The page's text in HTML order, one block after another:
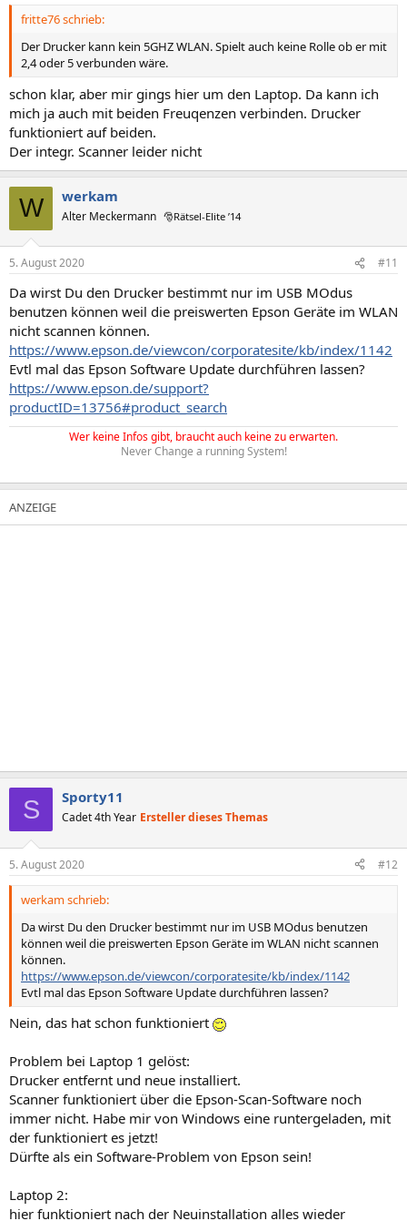
fritte76 schrieb:
Der Drucker kann kein 5GHZ WLAN. Spielt auch keine Rolle ob er mit
2,4 oder 5 verbunden wäre.
schon klar, aber mir gings hier um den Laptop. Da kann ich
mich ja auch mit beiden Freuqenzen verbinden. Drucker
funktioniert auf beiden.
Der integr. Scanner leider nicht
W werkam
Alter Meckermann 🎅Rätsel-Elite ’14
5. August 2020 #11
Da wirst Du den Drucker bestimmt nur im USB MOdus
benutzen können weil die preiswerten Epson Geräte im WLAN
nicht scannen können.
https://www.epson.de/viewcon/corporatesite/kb/index/1142
Evtl mal das Epson Software Update durchführen lassen?
https://www.epson.de/support?
productID=13756#product_search
Wer keine Infos gibt, braucht auch keine zu erwarten.
Never Change a running System!
S Sporty11
Cadet 4th Year Ersteller dieses Themas
5. August 2020 #12
werkam schrieb:
Da wirst Du den Drucker bestimmt nur im USB MOdus benutzen
können weil die preiswerten Epson Geräte im WLAN nicht scannen
können.
https://www.epson.de/viewcon/corporatesite/kb/index/1142
Evtl mal das Epson Software Update durchführen lassen?
Nein, das hat schon funktioniert
Problem bei Laptop 1 gelöst:
Drucker entfernt und neue installiert.
Scanner funktioniert über die Epson-Scan-Software noch
immer nicht. Habe mir von Windows eine runtergeladen, mit
der funktioniert es jetzt!
Dürfte als ein Software-Problem von Epson sein!
Laptop 2:
hier funktioniert nach der Neuinstallation alles wieder